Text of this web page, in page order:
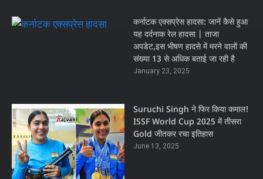
कर्नाटक एक्सप्रेस हादसा: जानें कैसे हुआ
यह दर्दनाक रेल हादसा | ताजा
अपडेट,इस भीषण हादसे में मरने वालों की
संख्या 13 से अधिक बताई जा रही है
January 23, 2025
Suruchi Singh ने फिर किया कमाल!
ISSF World Cup 2025 में तीसरा
Gold जीतकर रचा इतिहास
June 13, 2025